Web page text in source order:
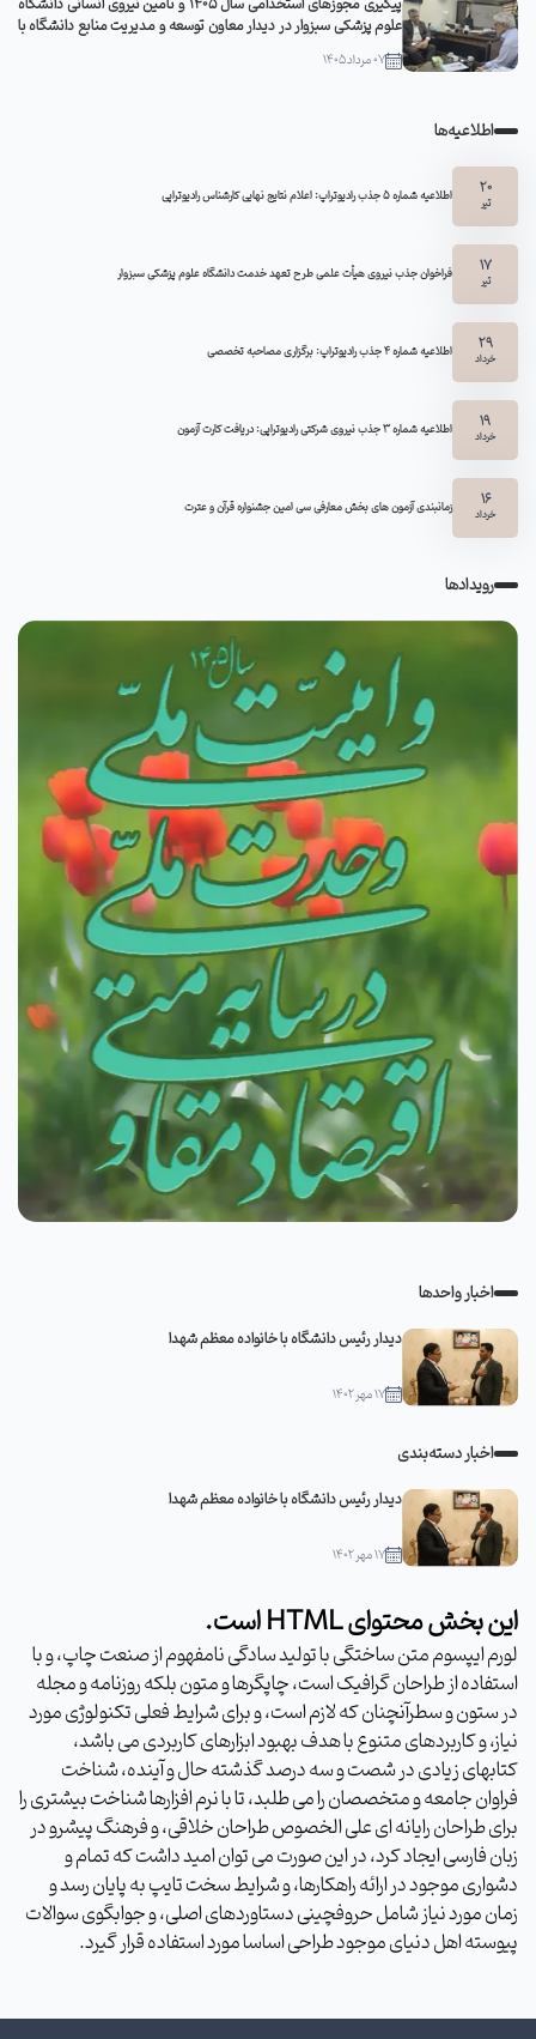
پیگیری مجوزهای استخدامی سال ۱۴۰۵ و تأمین نیروی انسانی دانشگاه
علوم پزشکی سبزوار در دیدار معاون توسعه و مدیریت منابع دانشگاه با
مدیرکل منابع انسانی وزارت بهداشت
07 مرداد 1405
اطلاعیه‌ها
20
تیر اطلاعیه شماره 5 جذب رادیوتراپ: اعلام نتایج نهایی کارشناس رادیوتراپی
17
تیر فراخوان جذب نیروی هیأت علمی طرح تعهد خدمت دانشگاه علوم پزشکی سبزوار
29
خرداد اطلاعیه شماره ۴ جذب رادیوتراپ: برگزاری مصاحبه تخصصی
19
خرداد اطلاعیه شماره 3 جذب نیروی شرکتی رادیوتراپی: دریافت کارت آزمون
16
خرداد زمانبندی آزمون های بخش معارفی سی امین جشنواره قرآن و عترت
رویدادها
اخبار واحدها
دیدار رئیس دانشگاه با خانواده معظم شهدا
۱۷ مهر ۱۴۰۲
اخبار دسته‌بندی
دیدار رئیس دانشگاه با خانواده معظم شهدا
۱۷ مهر ۱۴۰۲
این بخش محتوای HTML است.
لورم ایپسوم متن ساختگی با تولید سادگی نامفهوم از صنعت چاپ، و با
استفاده از طراحان گرافیک است، چاپگرها و متون بلکه روزنامه و مجله
در ستون و سطرآنچنان که لازم است، و برای شرایط فعلی تکنولوژی مورد
نیاز، و کاربردهای متنوع با هدف بهبود ابزارهای کاربردی می باشد،
کتابهای زیادی در شصت و سه درصد گذشته حال و آینده، شناخت
فراوان جامعه و متخصصان را می طلبد، تا با نرم افزارها شناخت بیشتری را
برای طراحان رایانه ای علی الخصوص طراحان خلاقی، و فرهنگ پیشرو در
زبان فارسی ایجاد کرد، در این صورت می توان امید داشت که تمام و
دشواری موجود در ارائه راهکارها، و شرایط سخت تایپ به پایان رسد و
زمان مورد نیاز شامل حروفچینی دستاوردهای اصلی، و جوابگوی سوالات
پیوسته اهل دنیای موجود طراحی اساسا مورد استفاده قرار گیرد.